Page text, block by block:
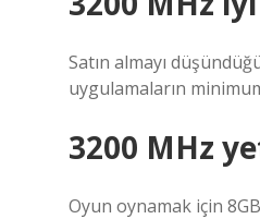
Satın almayı
uygulamaların
3200 MHz
Oyun oynamak için